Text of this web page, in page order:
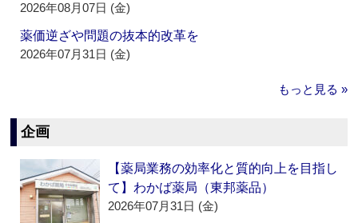
2026年08月07日 (金)
薬価逆ざや問題の抜本的改革を
2026年07月31日 (金)
もっと見る »
企画
【薬局業務の効率化と質的向上を目指し
て】わかば薬局（東邦薬品）
2026年07月31日 (金)